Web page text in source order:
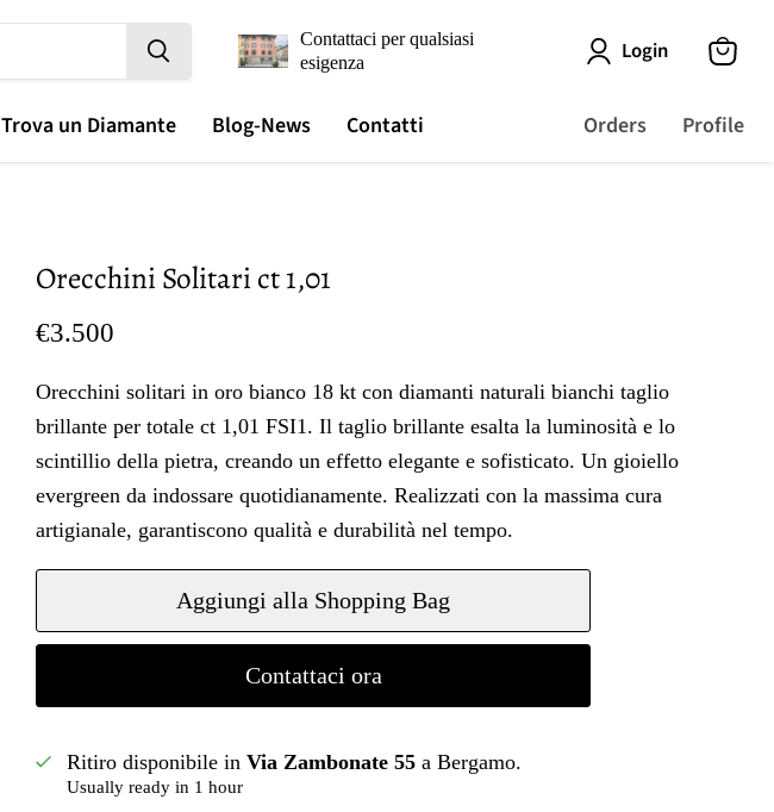
Contattaci per qualsiasi
esigenza
Login
Trova un Diamante Blog-News Contatti Orders Profile
Orecchini Solitari ct 1,01
Prezzo oggi
€3.500
Orecchini solitari in oro bianco 18 kt con diamanti naturali bianchi taglio
brillante per totale ct 1,01 FSI1. Il taglio brillante esalta la luminosità e lo
scintillio della pietra, creando un effetto elegante e sofisticato. Un gioiello
evergreen da indossare quotidianamente. Realizzati con la massima cura
artigianale, garantiscono qualità e durabilità nel tempo.
Aggiungi alla Shopping Bag
Contattaci ora
Ritiro disponibile inVia Zambonate 55 a Bergamo.
Usually ready in 1 hour